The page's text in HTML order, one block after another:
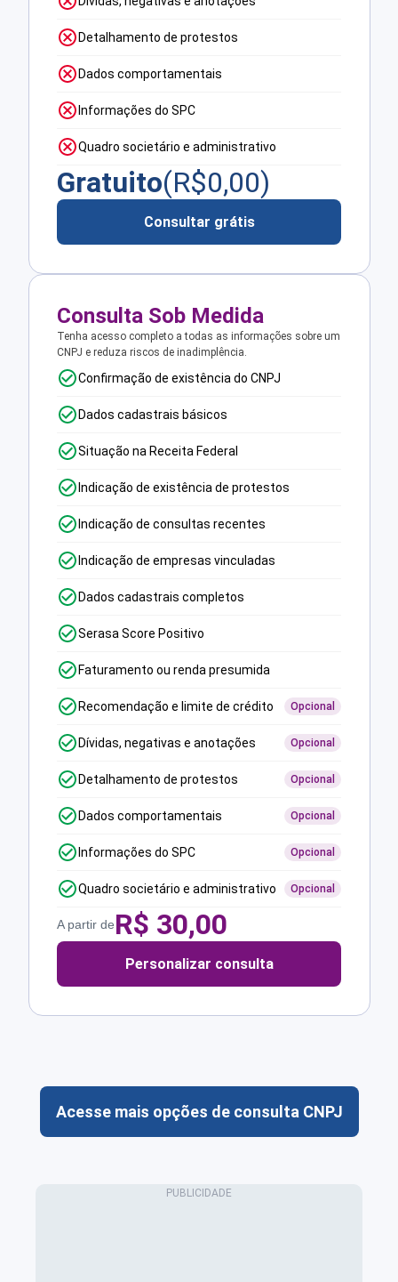
Detalhamento de protestos
Dados comportamentais
Informações do SPC
Quadro societário e administrativo
Gratuito(R$0,00)
Consultar grátis
Consulta Sob Medida
Tenha acesso completo a todas as informações sobre um
CNPJ e reduza riscos de inadimplência.
Confirmação de existência do CNPJ
Dados cadastrais básicos
Situação na Receita Federal
Indicação de existência de protestos
Indicação de consultas recentes
Indicação de empresas vinculadas
Dados cadastrais completos
Serasa Score Positivo
Faturamento ou renda presumida
Recomendação e limite de crédito Opcional
Dívidas, negativas e anotações Opcional
Detalhamento de protestos Opcional
Dados comportamentais Opcional
Informações do SPC Opcional
Quadro societário e administrativo Opcional
A partir deR$ 30,00
Personalizar consulta
Acesse mais opções de consulta CNPJ